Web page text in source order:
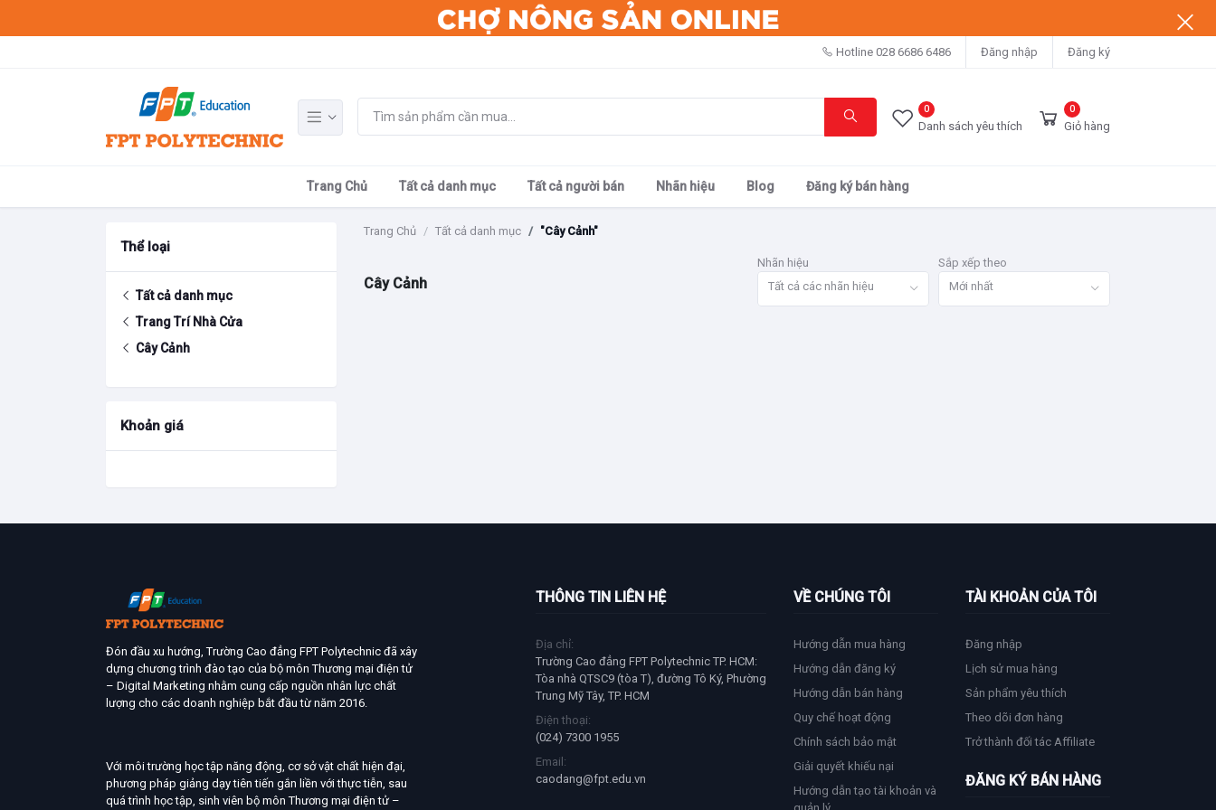
Hotline 028 6686 6486 Đăng nhập Đăng ký
0
Danh sách yêu thích
0
Giỏ hàng
Trang Chủ Tất cả danh mục Tất cả người bán Nhãn hiệu Blog Đăng ký bán hàng
Thể loại
Tất cả danh mục
Trang Trí Nhà Cửa
Cây Cảnh
Khoản giá
Trang Chủ Tất cả danh mục "Cây Cảnh"
Cây Cảnh
Nhãn hiệu
Tất cả các nhãn hiệu
Sắp xếp theo
Mới nhất
Đón đầu xu hướng, Trường Cao đẳng FPT Polytechnic đã xây
dựng chương trình đào tạo của bộ môn Thương mại điện tử
– Digital Marketing nhằm cung cấp nguồn nhân lực chất
lượng cho các doanh nghiệp bắt đầu từ năm 2016.
Với môi trường học tập năng động, cơ sở vật chất hiện đại,
phương pháp giảng dạy tiên tiến gắn liền với thực tiễn, sau
quá trình học tập, sinh viên bộ môn Thương mại điện tử –
THÔNG TIN LIÊN HỆ
Địa chỉ:
Trường Cao đẳng FPT Polytechnic TP. HCM:
Tòa nhà QTSC9 (tòa T), đường Tô Ký, Phường
Trung Mỹ Tây, TP. HCM
Điện thoại:
(024) 7300 1955
Email:
caodang@fpt.edu.vn
VỀ CHÚNG TÔI
Hướng dẫn mua hàng
Hướng dẫn đăng ký
Hướng dẫn bán hàng
Quy chế hoạt động
Chính sách bảo mật
Giải quyết khiếu nại
Hướng dẫn tạo tài khoản và
TÀI KHOẢN CỦA TÔI
Đăng nhập
Lịch sử mua hàng
Sản phẩm yêu thích
Theo dõi đơn hàng
Trở thành đối tác Affiliate
ĐĂNG KÝ BÁN HÀNG